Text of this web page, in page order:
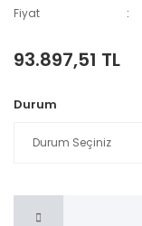
Fiyat
93.897,51 TL
Durum